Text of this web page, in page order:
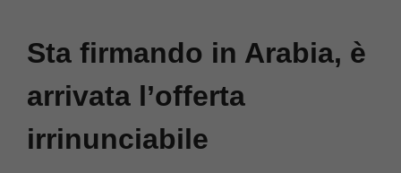
Sta firmando in Arabia, è
arrivata l’offerta
irrinunciabile